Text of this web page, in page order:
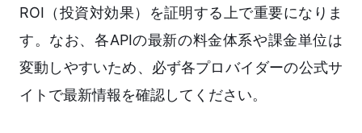
ROI（投資対効果）を証明する上で重要になりま
す。なお、各APIの最新の料金体系や課金単位は
変動しやすいため、必ず各プロバイダーの公式サ
イトで最新情報を確認してください。